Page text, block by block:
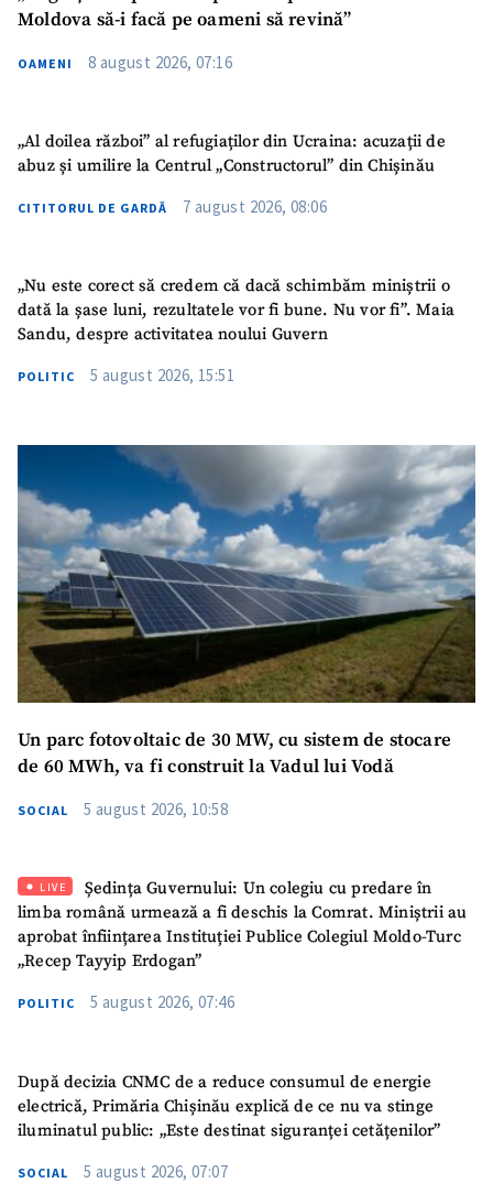
SUSȚINE
Moldova să-i facă pe oameni să revină”
OAMENI 8 august 2026, 07:16
„Al doilea război” al refugiaților din Ucraina: acuzații de
abuz și umilire la Centrul „Constructorul” din Chișinău
CITITORUL DE GARDĂ 7 august 2026, 08:06
„Nu este corect să credem că dacă schimbăm miniștrii o
dată la șase luni, rezultatele vor fi bune. Nu vor fi”. Maia
Sandu, despre activitatea noului Guvern
POLITIC 5 august 2026, 15:51
Un parc fotovoltaic de 30 MW, cu sistem de stocare
de 60 MWh, va fi construit la Vadul lui Vodă
SOCIAL 5 august 2026, 10:58
LIVE
Ședința Guvernului: Un colegiu cu predare în
limba română urmează a fi deschis la Comrat. Miniștrii au
aprobat înființarea Instituției Publice Colegiul Moldo-Turc
„Recep Tayyip Erdogan”
POLITIC 5 august 2026, 07:46
După decizia CNMC de a reduce consumul de energie
electrică, Primăria Chișinău explică de ce nu va stinge
iluminatul public: „Este destinat siguranței cetățenilor”
SOCIAL 5 august 2026, 07:07
Link media
+ Link media
Nume+ Numele meu
Email+ Emailul meu
Am citit și sunt de
acord cupolitica de
confidențialitate.
TRIMITE ȘTIREA